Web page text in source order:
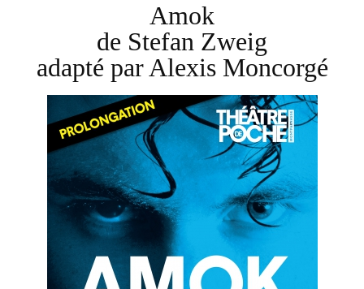
Amok
de Stefan Zweig
adapté par Alexis Moncorgé